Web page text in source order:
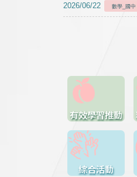
2026/06/22 數學_國中
有效學習推動
綜合活動